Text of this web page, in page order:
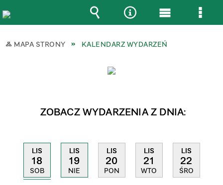
MAPA STRONY KALENDARZ WYDARZEŃ
ZOBACZ WYDARZENIA Z DNIA:
LIS
18
SOB
LIS
19
NIE
LIS
20
PON
LIS
21
WTO
LIS
22
ŚRO
Wyszukiwarka
Narzędzia
Menu
główne